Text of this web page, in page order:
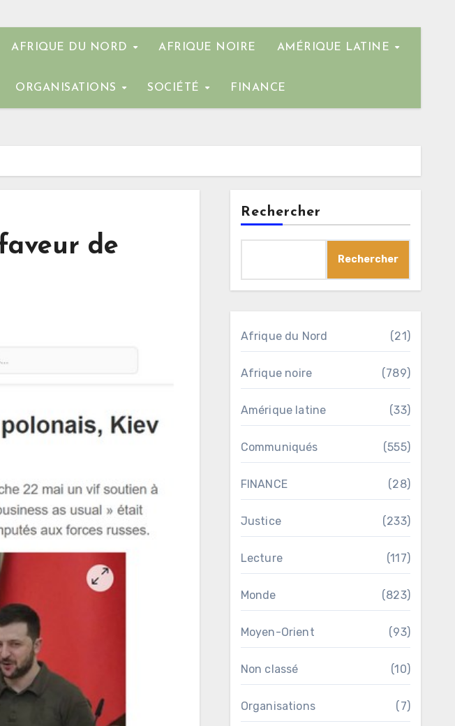
AFRIQUE DU NORD AFRIQUE NOIRE AMÉRIQUE LATINE
ORGANISATIONS SOCIÉTÉ FINANCE
de
Rechercher
Rechercher
Afrique du Nord (21)
Afrique noire (789)
Amérique latine (33)
Communiqués (555)
FINANCE (28)
Justice (233)
Lecture (117)
Monde (823)
Moyen-Orient (93)
Non classé (10)
Organisations (7)